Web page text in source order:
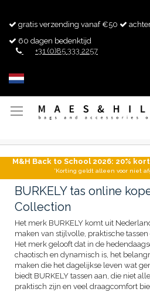
gratis verzending vanaf €50
60 dagen bedenktijd
+31 (0)85 333 2257
Toggle
M&H Back to School 2026: 20%
*Korting geldt alleen voor niet
BURKELY tas online
Collection
Het merk BURKELY komt uit
maken van stijlvolle, praktische
Het merk gelooft dat in de
chaotisch en dynamisch is, het
maken die het dagelijkse leven wat
biedt BURKELY tassen aan, die niet
praktisch zijn en veel draagcomfort